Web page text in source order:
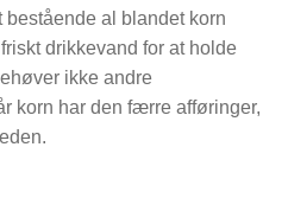
al blandet korn
drikkevand for at holde
ikke andre
korn har den færre afføringer,